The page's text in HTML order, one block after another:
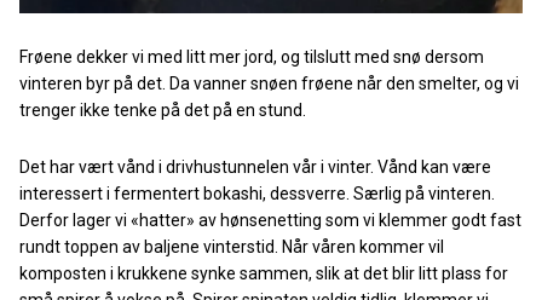
Frøene dekker vi med litt mer jord, og tilslutt med snø dersom
vinteren byr på det. Da vanner snøen frøene når den smelter, og vi
trenger ikke tenke på det på en stund.
Det har vært vånd i drivhustunnelen vår i vinter. Vånd kan være
interessert i fermentert bokashi, dessverre. Særlig på vinteren.
Derfor lager vi «hatter» av hønsenetting som vi klemmer godt fast
rundt toppen av baljene vinterstid. Når våren kommer vil
komposten i krukkene synke sammen, slik at det blir litt plass for